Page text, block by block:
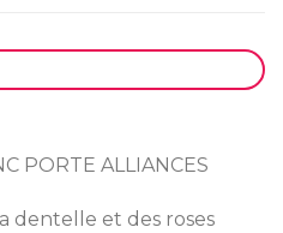
PORTE ALLIANCES
dentelle et des roses